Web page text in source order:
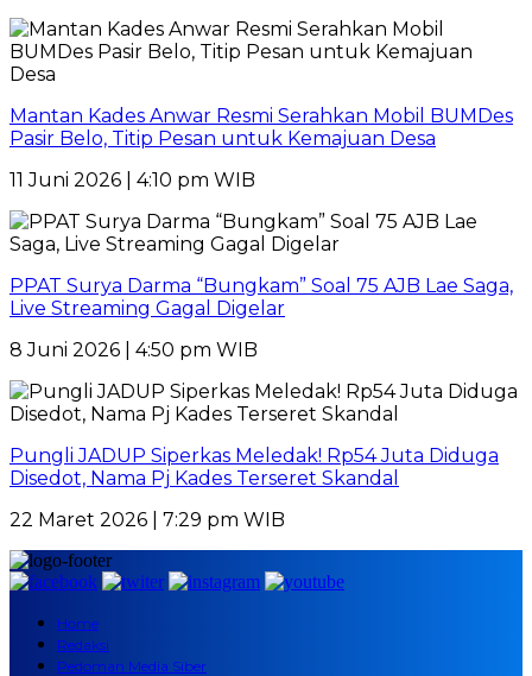
Mantan Kades Anwar Resmi Serahkan Mobil BUMDes
Pasir Belo, Titip Pesan untuk Kemajuan Desa
11 Juni 2026 | 4:10 pm WIB
PPAT Surya Darma “Bungkam” Soal 75 AJB Lae Saga,
Live Streaming Gagal Digelar
8 Juni 2026 | 4:50 pm WIB
Pungli JADUP Siperkas Meledak! Rp54 Juta Diduga
Disedot, Nama Pj Kades Terseret Skandal
22 Maret 2026 | 7:29 pm WIB
Home
Redaksi
Pedoman Media Siber